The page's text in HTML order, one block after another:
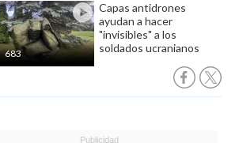
683
Capas antidrones
ayudan a hacer
"invisibles" a los
soldados ucranianos